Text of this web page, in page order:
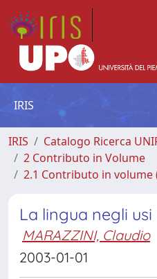
IRIS
IRIS
Catalogo Ricerca
2 Contributo in Volume
2.1 Contributo in volume
La lingua negli
MARAZZINI, Claudio
2003-01-01